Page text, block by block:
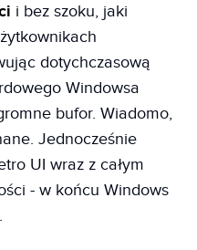
i bez szoku, jaki
dotychczasową
Windowsa
bufor. Wiadomo,
Jednocześnie
UI wraz z całym
- w końcu Windows